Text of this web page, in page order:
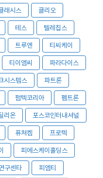
래시스 클리오
테스 텔레칩스
트루엔 티씨케이
티이엠씨 파라다이스
시스템스 파트론
펌텍코리아 펨트론
리온 포스코인터내셔널
퓨쳐켐 프로텍
피에스케이홀딩스
구센타 피엠티